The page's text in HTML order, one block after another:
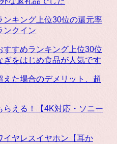
ンキング上位30位の還元率
ンクイン
すすめランキング上位30位
をはじめ食品が人気です
た場合のデメリット、超
える！【4K対応・ソニー
イヤレスイヤホン【耳か